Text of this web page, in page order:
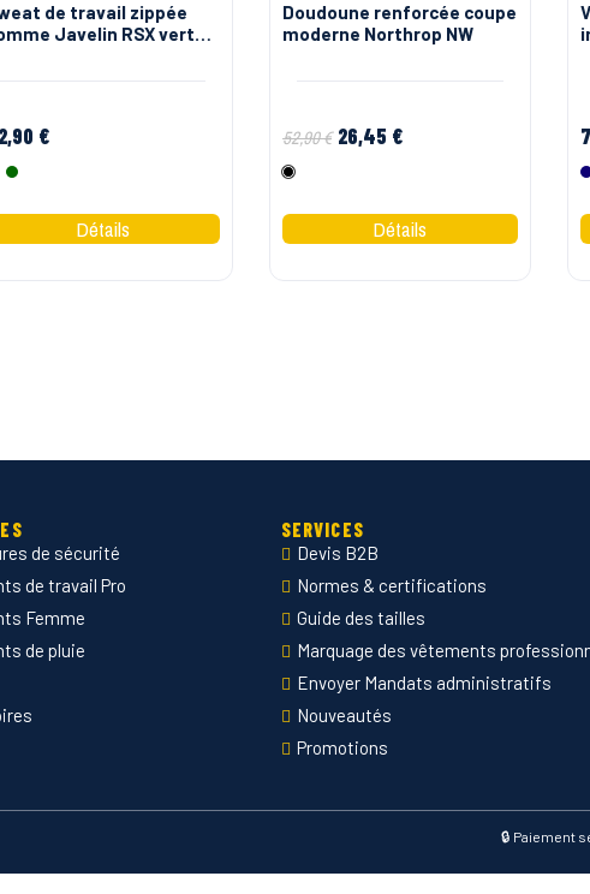
de travail zippée
Javelin RSX vert
€
Vert
Doudoune renforcée coupe
moderne Northrop NW
52,90 € 26,45 €
Noir
de sécurité
de travail Pro
Femme
de pluie
SERVICES
Devis B2B
Normes & certifications
Guide des tailles
Marquage des vêtements
Envoyer Mandats administratifs
Nouveautés
Promotions
🔒 Paiement